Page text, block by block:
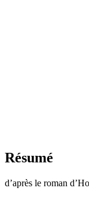
Résumé
d’après le roman